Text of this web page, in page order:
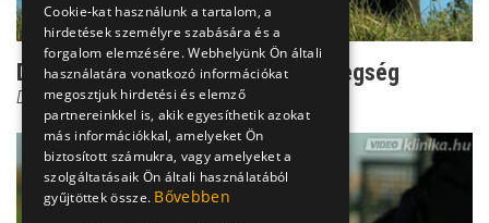
Dr. Csernus: Ilyen a borderline betegség
Dr. Csernus Imre
Cookie-kat használunk a tartalom, a
hirdetések személyre szabására és a
forgalom elemzésére. Webhelyünk Ön általi
használatára vonatkozó információkat
megosztjuk hirdetési és elemző
partnereinkkel is, akik egyesíthetik azokat
más információkkal, amelyeket Ön
biztosított számukra, vagy amelyeket a
szolgáltatásaik Ön általi használatából
gyűjtöttek össze. Bővebben